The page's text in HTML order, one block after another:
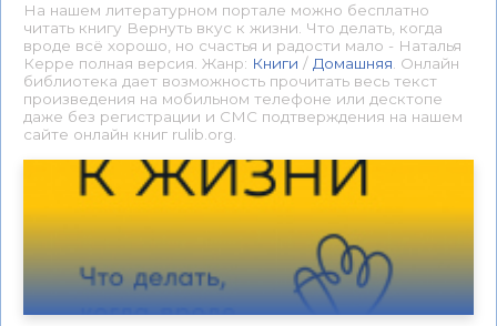
На нашем литературном портале можно бесплатно
читать книгу Вернуть вкус к жизни. Что делать, когда
вроде всё хорошо, но счастья и радости мало - Наталья
Керре полная версия. Жанр: Книги / Домашняя . Онлайн
библиотека дает возможность прочитать весь текст
произведения на мобильном телефоне или десктопе
даже без регистрации и СМС подтверждения на нашем
сайте онлайн книг rulib.org.